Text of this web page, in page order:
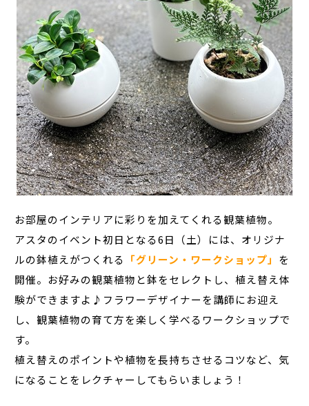
お部屋のインテリアに彩りを加えてくれる観葉植物。
アスタのイベント初日となる6日（土）には、オリジナ
ルの鉢植えがつくれる 「グリーン・ワークショップ」 を
開催。お好みの観葉植物と鉢をセレクトし、植え替え体
験ができますよ♪フラワーデザイナーを講師にお迎え
し、観葉植物の育て方を楽しく学べるワークショップで
す。
植え替えのポイントや植物を長持ちさせるコツなど、気
になることをレクチャーしてもらいましょう！